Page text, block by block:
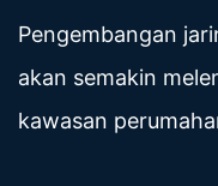
Pengembangan
akan semakin
kawasan